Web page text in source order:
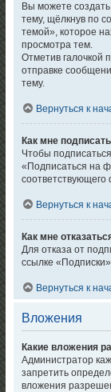
Вы можете
тему, щёлкнув по
темой», которое
просмотра тем.
Отметив галочкой
отправке
тему.
Вернуться к
Как мне
Чтобы
«Подписаться на
Вернуться к
Как мне
Для отказа от
ссылке
Вернуться к
Вложения
Какие вложения
Администратор
запретить
вложения